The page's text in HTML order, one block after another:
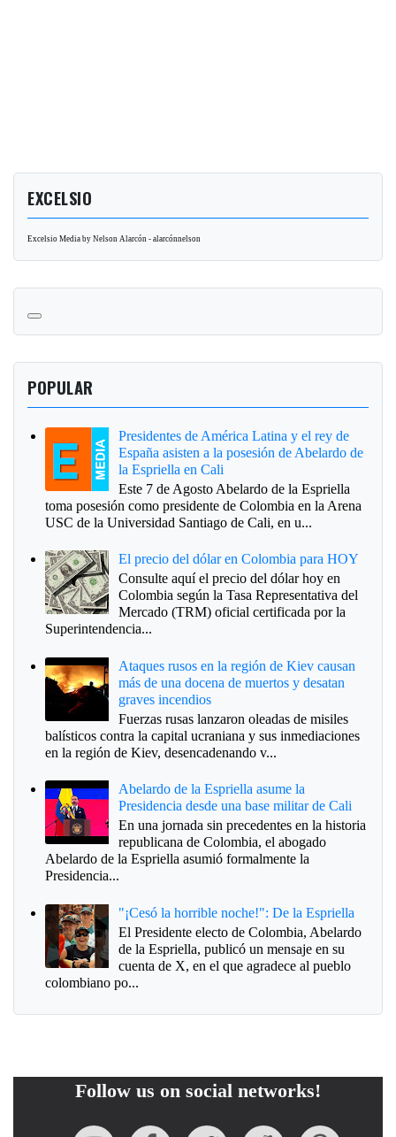
EXCELSIO
Excelsio Media by Nelson Alarcón - alarcónnelson
POPULAR
Presidentes de América Latina y el rey de
España asisten a la posesión de Abelardo de
la Espriella en Cali
Este 7 de Agosto Abelardo de la Espriella
toma posesión como presidente de Colombia en la Arena
USC de la Universidad Santiago de Cali, en u...
El precio del dólar en Colombia para HOY
Consulte aquí el precio del dólar hoy en
Colombia según la Tasa Representativa del
Mercado (TRM) oficial certificada por la
Superintendencia...
Ataques rusos en la región de Kiev causan
más de una docena de muertos y desatan
graves incendios
Fuerzas rusas lanzaron oleadas de misiles
balísticos contra la capital ucraniana y sus inmediaciones
en la región de Kiev, desencadenando v...
Abelardo de la Espriella asume la
Presidencia desde una base militar de Cali
En una jornada sin precedentes en la historia
republicana de Colombia, el abogado
Abelardo de la Espriella asumió formalmente la
Presidencia...
"¡Cesó la horrible noche!": De la Espriella
El Presidente electo de Colombia, Abelardo
de la Espriella, publicó un mensaje en su
cuenta de X, en el que agradece al pueblo
colombiano po...
Follow us on social networks!